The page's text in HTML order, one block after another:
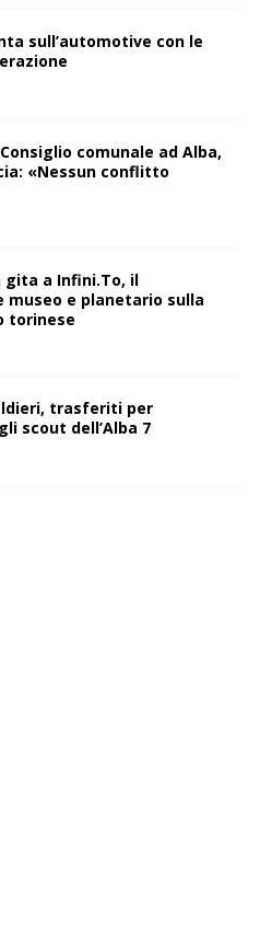
sull’automotive con le
comunale ad Alba,
«Nessun conflitto
gita a Infini.To, il
museo e planetario sulla
torinese
trasferiti per
scout dell’Alba 7